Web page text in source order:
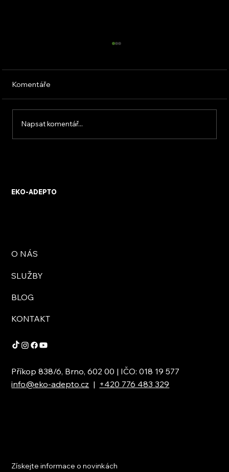
Komentáře
Napsat komentář...
EKO-ADEPTO
O NÁS
SLUŽBY
BLOG
KONTAKT
Příkop 838/6, Brno, 602 00 | IČO: 018 19 577
info@eko-adepto.cz | +420 776 483 329
Získejte informace o novinkách